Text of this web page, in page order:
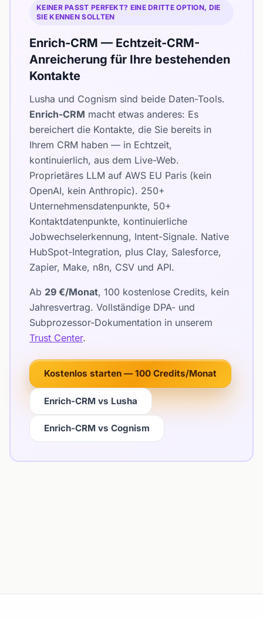
KEINER PASST PERFEKT? EINE DRITTE OPTION, DIE
SIE KENNEN SOLLTEN
Enrich-CRM — Echtzeit-CRM-
Anreicherung für Ihre bestehenden
Kontakte
Lusha und Cognism sind beide Daten-Tools.
Enrich-CRM macht etwas anderes: Es
bereichert die Kontakte, die Sie bereits in
Ihrem CRM haben — in Echtzeit,
kontinuierlich, aus dem Live-Web.
Proprietäres LLM auf AWS EU Paris (kein
OpenAI, kein Anthropic). 250+
Unternehmensdatenpunkte, 50+
Kontaktdatenpunkte, kontinuierliche
Jobwechselerkennung, Intent-Signale. Native
HubSpot-Integration, plus Clay, Salesforce,
Zapier, Make, n8n, CSV und API.
Ab 29 €/Monat, 100 kostenlose Credits, kein
Jahresvertrag. Vollständige DPA- und
Subprozessor-Dokumentation in unserem
Trust Center.
Kostenlos starten — 100 Credits/Monat
Enrich-CRM vs Lusha
Enrich-CRM vs Cognism